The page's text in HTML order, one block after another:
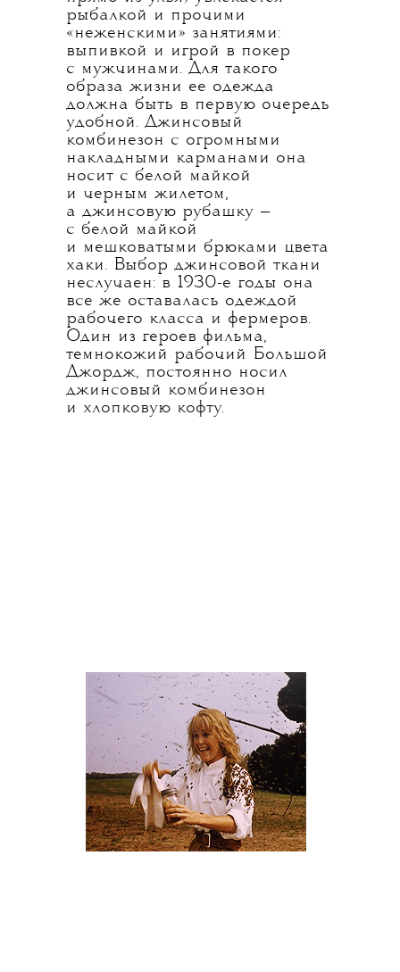
рыбалкой и прочими
«неженскими» занятиями:
выпивкой и игрой в покер
с мужчинами. Для такого
образа жизни ее одежда
должна быть в первую очередь
удобной. Джинсовый
комбинезон с огромными
накладными карманами она
носит с белой майкой
и черным жилетом,
а джинсовую рубашку —
с белой майкой
и мешковатыми брюками цвета
хаки. Выбор джинсовой ткани
неслучаен: в 1930-е годы она
все же оставалась одеждой
рабочего класса и фермеров.
Один из героев фильма,
темнокожий рабочий Большой
Джордж, постоянно носил
джинсовый комбинезон
и хлопковую кофту.